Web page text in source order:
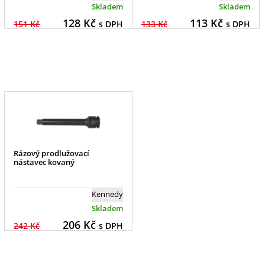
Skladem
151 Kč 128Kč s DPH
Skladem
133 Kč 113Kč s DPH
Rázový prodlužovací
nástavec kovaný
Kennedy
Skladem
242 Kč 206Kč s DPH